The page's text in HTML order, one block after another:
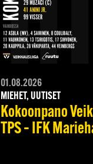
01.08.2026
MIEHET, UUTISET
Kokoonpano
TPS – IFK